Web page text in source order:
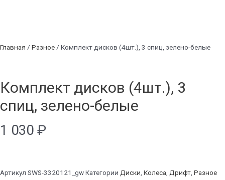
Главная / Разное / Комплект дисков (4шт.), 3 спиц, зелено-белые
Комплект дисков (4шт.), 3
спиц, зелено-белые
1 030 ₽
Артикул SWS-3320121_gwКатегории Диски, Колеса, Дрифт, Разное